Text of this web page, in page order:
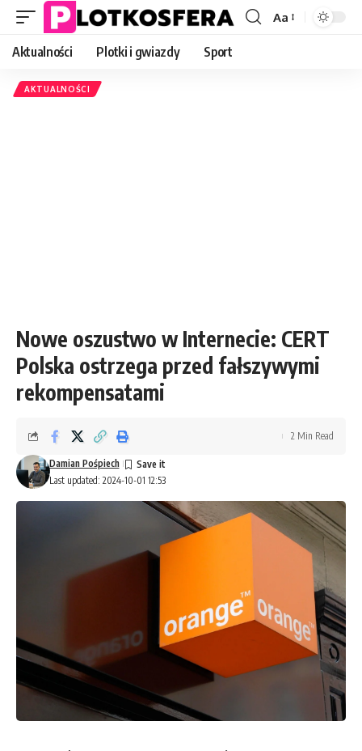
Font
Aa
Aktualności Plotki i gwiazdy Sport
AKTUALNOŚCI
Nowe oszustwo w Internecie: CERT
Polska ostrzega przed fałszywymi
rekompensatami
Last updated: 2024-10-01 12:53
Damian Pośpiech
2 Min Read